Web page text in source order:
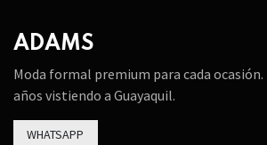
ADAMS
Moda formal premium para cada ocasión.
años vistiendo a Guayaquil.
WHATSAPP